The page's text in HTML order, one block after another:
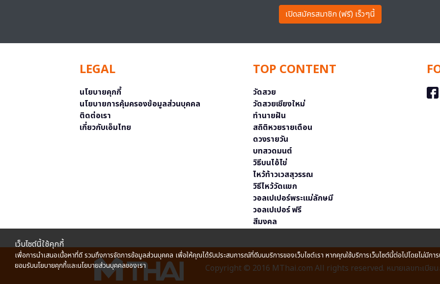
เปิดสมัครสมาชิก (ฟรี) เร็วๆนี้
LEGAL
นโยบายคุกกี้
นโยบายการคุ้มครองข้อมูลส่วนบุคคล
ติดต่อเรา
เกี่ยวกับเอ็มไทย
TOP CONTENT
วัดสวย
วัดสวยเชียงใหม่
ทำนายฝัน
สถิติหวยรายเดือน
ดวงรายวัน
บทสวดมนต์
วิธีบนไอ้ไข่
ไหว้ท้าวเวสสุวรรณ
วิธีไหว้วัดแขก
วอลเปเปอร์พระแม่ลักษมี
วอลเปเปอร์ ฟรี
สีมงคล
Copyright © 2016 MThai.com All rights reserved. หมายเลขทะเบีย
เว็บไซต์นี้ใช้คุกกี้
เพื่อการนำเสนอเนื้อหาที่ดี รวมถึงการจัดการข้อมูลส่วนบุคคล เพื่อให้คุณได้รับประสบการณ์ที่ดีบนบริการของเว็บไซต์เรา หากคุณใช้บริการเว็บไซต์นี้ต่อไปโดยไม่มีก
ยอมรับนโยบายคุกกี้และนโยบายส่วนบุคคลของเรา